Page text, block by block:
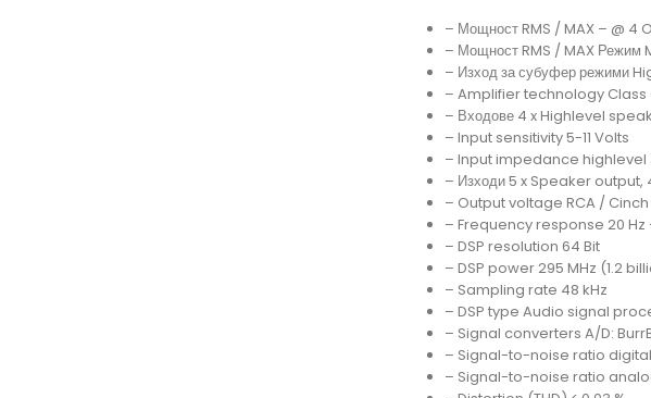
– Мощност RMS / MAX – @ 4
– Мощност RMS / MAX
– Изход за субуфер режими
– Amplifier technology Class
– Входове 4 x Highlevel
– Input sensitivity 5-11 Volts
– Input impedance highlevel
– Изходи 5 x Speaker output,
– Output voltage RCA / Cinch
– Frequency response 20 Hz
– DSP resolution 64 Bit
– DSP power 295 MHz (1.2
– Sampling rate 48 kHz
– DSP type Audio signal
– Signal converters A/D:
– Signal-to-noise ratio
– Signal-to-noise ratio